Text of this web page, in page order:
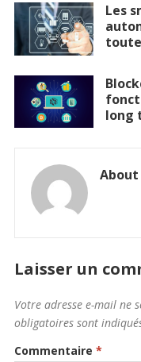
Les
long
Laisser un
Votre adresse e-mail ne
obligatoires sont
Commentaire *